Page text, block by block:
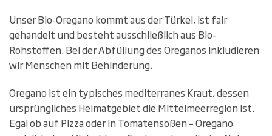
Unser Bio-Oregano kommt aus der Türkei, ist fair
gehandelt und besteht ausschließlich aus Bio-
Rohstoffen. Bei der Abfüllung des Oreganos inkludieren
wir Menschen mit Behinderung.
Oregano ist ein typisches mediterranes Kraut, dessen
ursprüngliches Heimatgebiet die Mittelmeerregion ist.
Egal ob auf Pizza oder in Tomatensoßen – Oregano